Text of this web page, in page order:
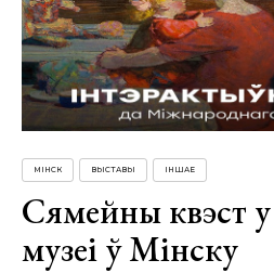
МІНСК ВЫСТАВЫ ІНШАЕ
Сямейны квэст
музеі ў Мінску